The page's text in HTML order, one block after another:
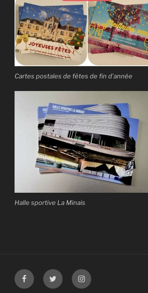
Cartes postales de fêtes de fin d’année
Halle sportive La Minais
FacebookTwitter Instagram